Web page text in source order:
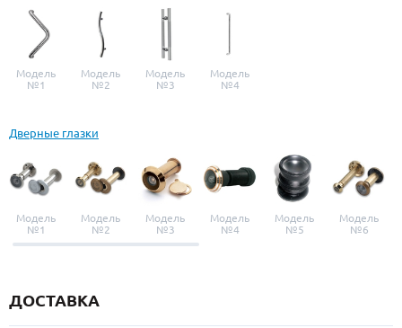
Модель
№1
Модель
№2
Модель
№3
Модель
№4
Дверные глазки
Модель
№1
Модель
№2
Модель
№3
Модель
№4
Модель
№5
Модель
№6
ДОСТАВКА